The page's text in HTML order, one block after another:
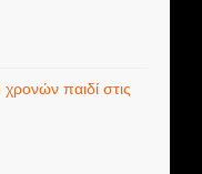
παιδί στις